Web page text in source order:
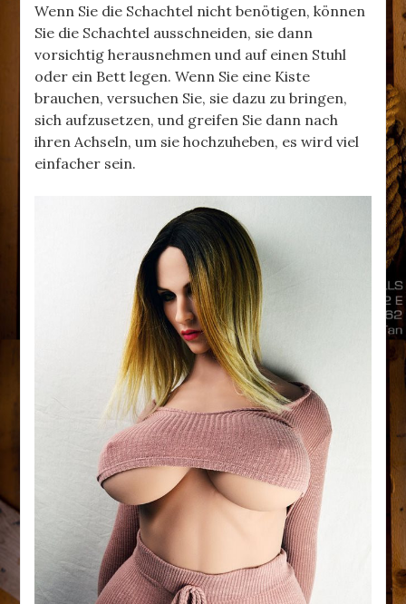
Wenn Sie die Schachtel nicht benötigen, können
Sie die Schachtel ausschneiden, sie dann
vorsichtig herausnehmen und auf einen Stuhl
oder ein Bett legen. Wenn Sie eine Kiste
brauchen, versuchen Sie, sie dazu zu bringen,
sich aufzusetzen, und greifen Sie dann nach
ihren Achseln, um sie hochzuheben, es wird viel
einfacher sein.